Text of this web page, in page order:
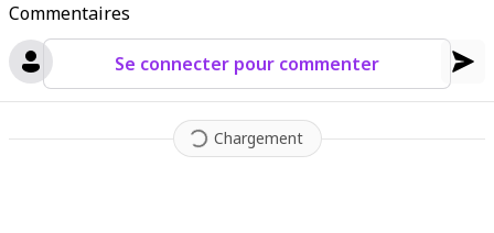
Commentaires
Se connecter pour commenter
Chargement